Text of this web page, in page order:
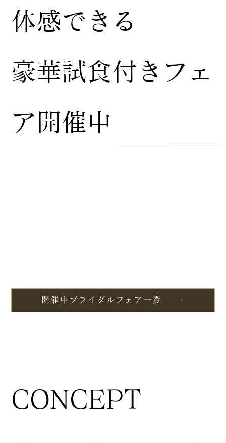
開催中ブライダルフェア一覧
体感できる
豪華試食付きフェ
ア開催中
CONCEPT